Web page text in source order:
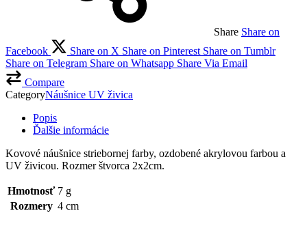
Share Share on
Facebook
Share on X Share on Pinterest Share on Tumblr
Share on Telegram Share on Whatsapp Share Via Email
Compare
CategoryNáušnice UV živica
Popis
Ďalšie informácie
Kovové náušnice striebornej farby, ozdobené akrylovou farbou a
UV živicou. Rozmer štvorca 2x2cm.
Hmotnosť 7 g
Rozmery 4 cm